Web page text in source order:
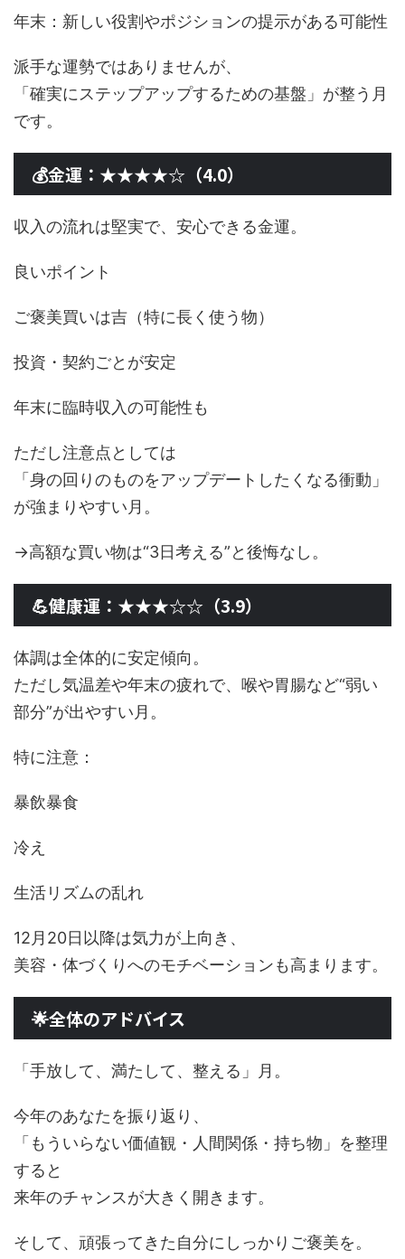
年末：新しい役割やポジションの提示がある可能性
派手な運勢ではありませんが、
「確実にステップアップするための基盤」が整う月
です。
💰金運：★★★★☆（4.0）
収入の流れは堅実で、安心できる金運。
良いポイント
ご褒美買いは吉（特に長く使う物）
投資・契約ごとが安定
年末に臨時収入の可能性も
ただし注意点としては
「身の回りのものをアップデートしたくなる衝動」
が強まりやすい月。
→高額な買い物は“3日考える”と後悔なし。
💪健康運：★★★☆☆（3.9）
体調は全体的に安定傾向。
ただし気温差や年末の疲れで、喉や胃腸など“弱い
部分”が出やすい月。
特に注意：
暴飲暴食
冷え
生活リズムの乱れ
12月20日以降は気力が上向き、
美容・体づくりへのモチベーションも高まります。
🌟全体のアドバイス
「手放して、満たして、整える」月。
今年のあなたを振り返り、
「もういらない価値観・人間関係・持ち物」を整理
すると
来年のチャンスが大きく開きます。
そして、頑張ってきた自分にしっかりご褒美を。